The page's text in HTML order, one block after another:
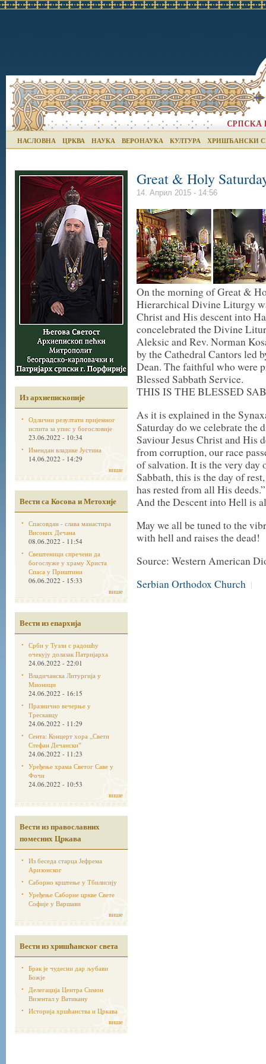
НАСЛОВНА ЦРКВА НАУКА ВЕРОНАУКА КУЛТУРА ХРИШЋАНСКИ
Из архиепископије
Одлични резултати пријемног
испита за упис у богословије
23.06.2022 - 10:34
Имендан владике Јустина
14.06.2022 - 14:29
више
Вести са Косова и Метохије
Спасовдан - слава манастира
Високих Дечана
08.06.2022 - 11:54
Свештеници спречени да
богослуже у храму Христа
Спаса у Приштини
06.06.2022 - 15:33
више
Вести из епархија
Срби у Тузли с радошћу
очекују долазак Патријарха
24.06.2022 - 22:01
Владичанска Литургија у
Мионици
24.06.2022 - 16:15
Празнично вечерње у
Трескавцу
24.06.2022 - 11:29
Сента: Концерт хора „Свети
Стефан Дечанскиˮ
24.06.2022 - 11:23
Уређење храма Светог Саве у
Фочи
24.06.2022 - 10:53
више
Вести из православних
помесних Цркава
Из беседа старца Јефрема
Аризонског
Саборно крштење у Тбилисију
Уређење Саборне цркве Свете
Софије у Варшави
више
Вести из хришћанског света
Брак је чудесни дар љубави
Божје
Делегација Центра Симон
Визентал у Ватикану
Историја хршћанства и Цркава
више
Great & Holy
14. Април 2015 - 14:56
On the morning of Great &
Hierarchical Divine Liturgy
Christ and His descent into
concelebrated the Divine
Aleksic and Rev. Norman
by the Cathedral Cantors led
Dean. The faithful who were
Blessed Sabbath Service.
THIS IS THE BLESSED
As it is explained in the
Saturday do we celebrate
Saviour Jesus Christ and His
from corruption, our race
of salvation. It is the very day
Sabbath, this is the day of
has rested from all His
And the Descent into Hell is
May we all be tuned to the
with hell and raises the dead!
Source: Western American
Serbian Orthodox Church |